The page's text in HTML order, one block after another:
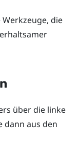
die
über die linke
dann aus den